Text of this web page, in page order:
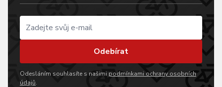
Odebírat
Odesláním souhlasíte s našimi podmínkami ochrany osobních
údajů.